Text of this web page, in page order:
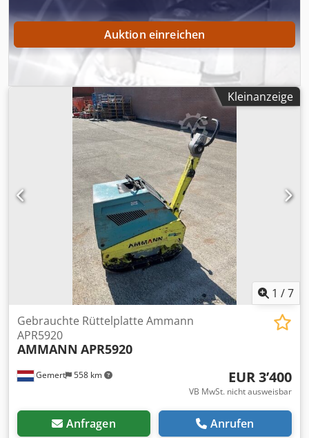
Auktion einreichen
Kleinanzeige
1 /7
Gemert 558 km
Gebrauchte Rüttelplatte Ammann
APR5920
AMMANN APR5920
EUR 3’400
VB MwSt. nicht ausweisbar
Anfragen Anrufen